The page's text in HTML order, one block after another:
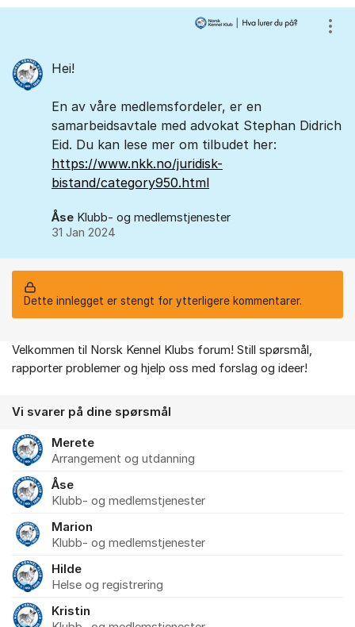
Hei!
En av våre medlemsfordeler, er en
samarbeidsavtale med advokat Stephan Didrich
Eid. Du kan lese mer om tilbudet her:
https://www.nkk.no/juridisk-
bistand/category950.html
Åse Klubb- og medlemstjenester
31 Jan 2024
Vis/
Dette innlegget er stengt for ytterligere kommentarer.
Om forumet
Velkommen til Norsk Kennel Klubs forum! Still spørsmål,
rapporter problemer og hjelp oss med forslag og ideer!
Vi svarer på dine spørsmål
Merete
Arrangement og utdanning
Åse
Klubb- og medlemstjenester
Marion
Klubb- og medlemstjenester
Hilde
Helse og registrering
Kristin